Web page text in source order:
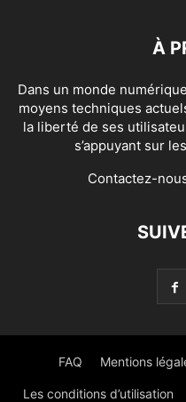
À
Dans un monde
moyens techniques
la liberté de ses
s’appuyant sur
Contactez-
FAQ Mentions
Les conditions d’utilisation